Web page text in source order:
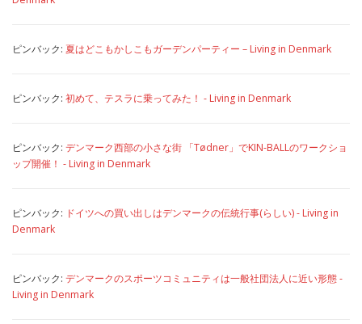
ピンバック: 夏はどこもかしこもガーデンパーティー – Living in Denmark
ピンバック: 初めて、テスラに乗ってみた！ - Living in Denmark
ピンバック: デンマーク西部の小さな街 「Tødner」でKIN-BALLのワークショ
ップ開催！ - Living in Denmark
ピンバック: ドイツへの買い出しはデンマークの伝統行事(らしい) - Living in
Denmark
ピンバック: デンマークのスポーツコミュニティは一般社団法人に近い形態 -
Living in Denmark